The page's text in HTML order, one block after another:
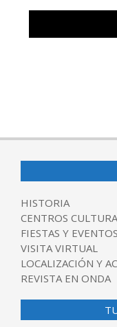
HISTORIA
CENTROS
FIESTAS Y EVENTOS
VISITA VIRTUAL
LOCALIZACIÓN Y
REVISTA EN ONDA